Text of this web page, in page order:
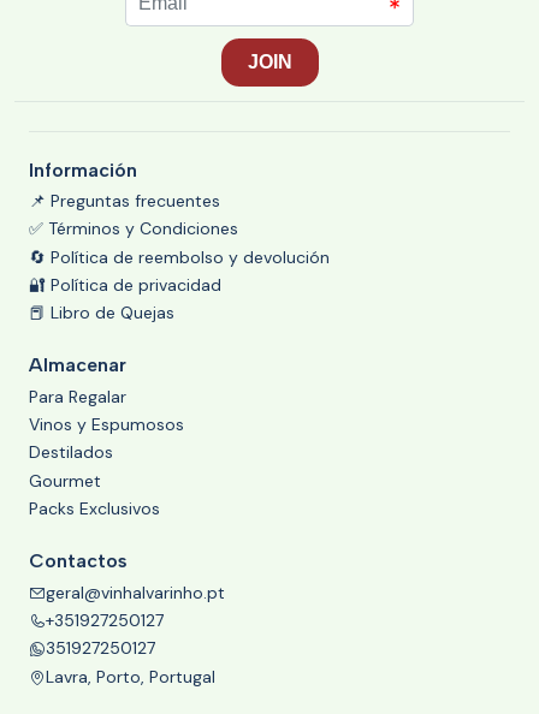
Información
📌 Preguntas frecuentes
✅ Términos y Condiciones
🔄 Política de reembolso y devolución
🔐 Política de privacidad
📕 Libro de Quejas
Almacenar
Para Regalar
Vinos y Espumosos
Destilados
Gourmet
Packs Exclusivos
Contactos
geral@vinhalvarinho.pt
+351927250127
351927250127
Lavra, Porto, Portugal